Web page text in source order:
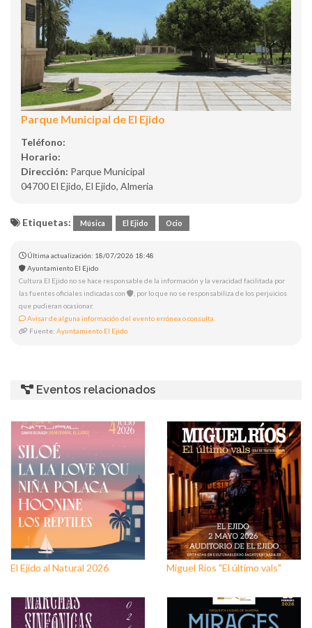
Parque Municipal de El Ejido
Teléfono:
Horario:
Dirección: Parque Municipal
04700 El Ejido, El Ejido, Almería
Etiquetas: Música El Ejido Ocio
Última actualización: 18/07/2026 18:48
Ayuntamiento El Ejido
Cultura El Ejido no se hace responsable de la información y la veracidad facilitada por
las fuentes oficiales indicadas con
, por lo que no se responsabiliza de los perjuicios
que pudieran ocasionar.
Avisar de alguna información del evento errónea o consulta.
Fuente: Ayuntamiento El Ejido
Eventos relacionados
El Ejido al Natural 2026 Miguel Ríos "El último vals"